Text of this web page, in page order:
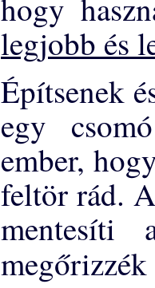
hogy
legjobb és
Építsenek
egy
ember,
feltör rád.
mentesíti